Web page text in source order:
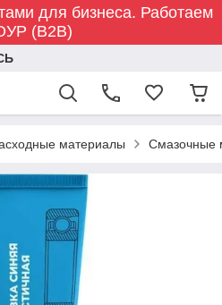
для бизнеса. Работаем
(B2B)
материалы Смазочные